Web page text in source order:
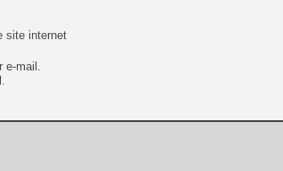
[GK] Déjà des
[GK] "Vous ne serez
site internet
e-mail.